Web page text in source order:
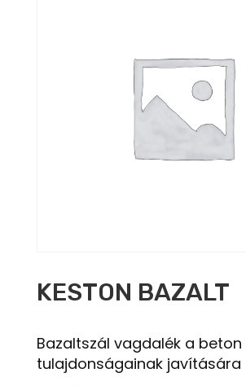
KESTON BAZALT
Bazaltszál vagdalék a
tulajdonságainak javítására